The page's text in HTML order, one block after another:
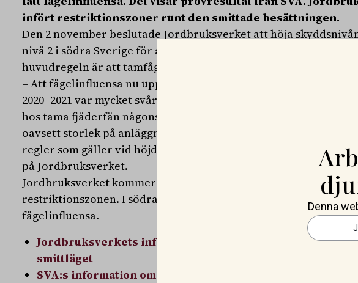
infört restriktionszoner runt den smittade besättningen.
Den 2 november beslutade Jordbruksverket att höja
nivå 2 i södra Sverige för att skydda svenska fågelbesättningar.
huvudregeln är att tamfåglar ska hållas inomhus.
– Att fågelinfluensa nu upptäcks på tamfågel i Sverige är inte
2020–2021 var mycket svår och vi hade då det största antalet
hos tama fjäderfän någonsin i Sverige. Det är extra viktigt att
oavsett storlek på anläggning, förstärker sina hygienrutiner och
regler som gäller vid höjd skyddsnivå, säger Katharina Gielen,
på Jordbruksverket.
Jordbruksverket kommer öka övervakningen av
restriktionszonen. I södra Sverige är risken just nu extra stor
fågelinfluensa.
Jordbruksverkets information om fågelinfluensa och det
smittläget
SVA:s information om fågelinfluensa
Denna